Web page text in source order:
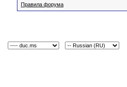
Правила форума